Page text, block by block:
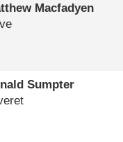
Macfadyen
Sumpter